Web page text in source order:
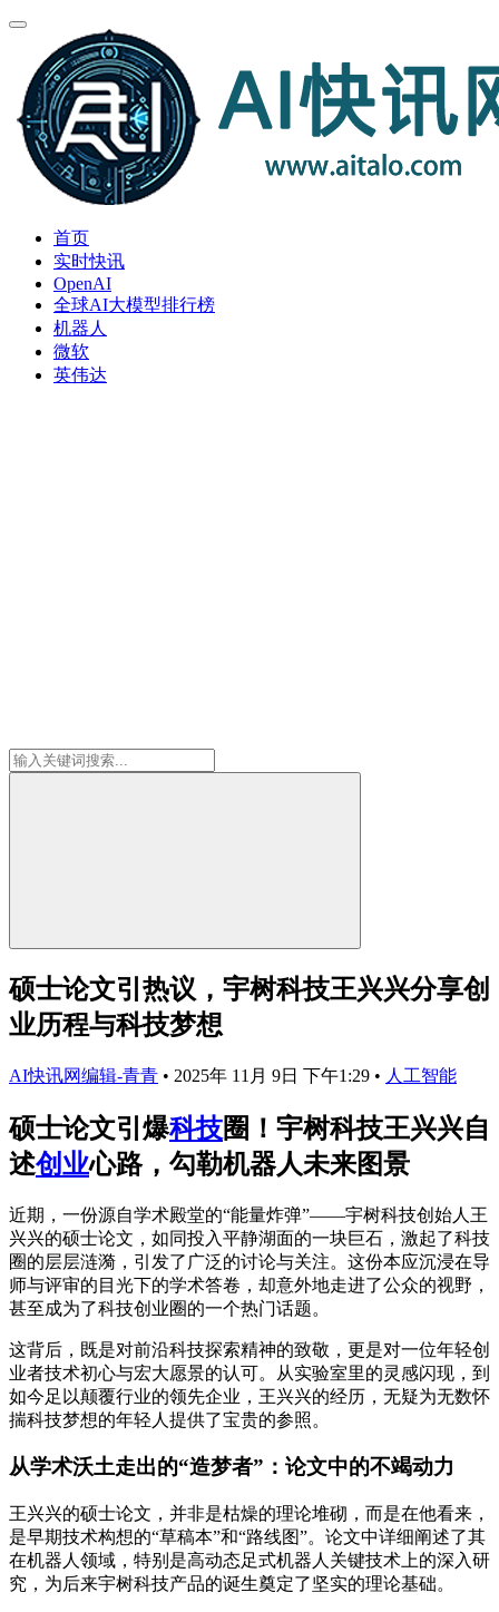
首页
实时快讯
OpenAI
全球AI大模型排行榜
机器人
微软
英伟达
硕士论文引热议，宇树科技王兴兴分享创
业历程与科技梦想
AI快讯网编辑-青青 • 2025年 11月 9日 下午1:29 • 人工智能
硕士论文引爆科技圈！宇树科技王兴兴自
述创业心路，勾勒机器人未来图景
近期，一份源自学术殿堂的“能量炸弹”——宇树科技创始人王
兴兴的硕士论文，如同投入平静湖面的一块巨石，激起了科技
圈的层层涟漪，引发了广泛的讨论与关注。这份本应沉浸在导
师与评审的目光下的学术答卷，却意外地走进了公众的视野，
甚至成为了科技创业圈的一个热门话题。
这背后，既是对前沿科技探索精神的致敬，更是对一位年轻创
业者技术初心与宏大愿景的认可。从实验室里的灵感闪现，到
如今足以颠覆行业的领先企业，王兴兴的经历，无疑为无数怀
揣科技梦想的年轻人提供了宝贵的参照。
从学术沃土走出的“造梦者”：论文中的不竭动力
王兴兴的硕士论文，并非是枯燥的理论堆砌，而是在他看来，
是早期技术构想的“草稿本”和“路线图”。论文中详细阐述了其
在机器人领域，特别是高动态足式机器人关键技术上的深入研
究，为后来宇树科技产品的诞生奠定了坚实的理论基础。